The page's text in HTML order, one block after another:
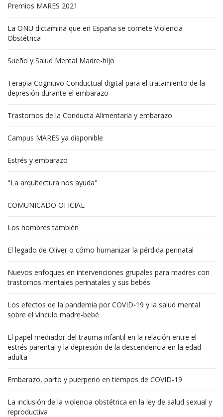
Premios MARES 2021
La ONU dictamina que en España se comete Violencia
Obstétrica
Sueño y Salud Mental Madre-hijo
Terapia Cognitivo Conductual digital para el tratamiento de la
depresión durante el embarazo
Trastornos de la Conducta Alimentaria y embarazo
Campus MARES ya disponible
Estrés y embarazo
"La arquitectura nos ayuda"
COMUNICADO OFICIAL
Los hombres también
El legado de Oliver o cómo humanizar la pérdida perinatal
Nuevos enfoques en intervenciones grupales para madres con
trastornos mentales perinatales y sus bebés
Los efectos de la pandemia por COVID-19 y la salud mental
sobre el vínculo madre-bebé
El papel mediador del trauma infantil en la relación entre el
estrés parental y la depresión de la descendencia en la edad
adulta
Embarazo, parto y puerperio en tiempos de COVID-19
La inclusión de la violencia obstétrica en la ley de salud sexual y
reproductiva